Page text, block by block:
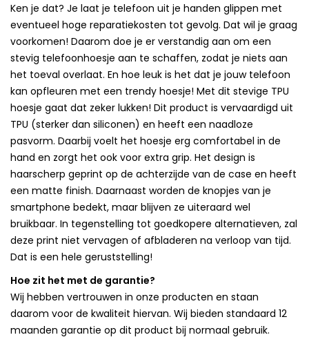
Ken je dat? Je laat je telefoon uit je handen glippen met
eventueel hoge reparatiekosten tot gevolg. Dat wil je graag
voorkomen! Daarom doe je er verstandig aan om een
stevig telefoonhoesje aan te schaffen, zodat je niets aan
het toeval overlaat. En hoe leuk is het dat je jouw telefoon
kan opfleuren met een trendy hoesje! Met dit stevige TPU
hoesje gaat dat zeker lukken! Dit product is vervaardigd uit
TPU (sterker dan siliconen) en heeft een naadloze
pasvorm. Daarbij voelt het hoesje erg comfortabel in de
hand en zorgt het ook voor extra grip. Het design is
haarscherp geprint op de achterzijde van de case en heeft
een matte finish. Daarnaast worden de knopjes van je
smartphone bedekt, maar blijven ze uiteraard wel
bruikbaar. In tegenstelling tot goedkopere alternatieven, zal
deze print niet vervagen of afbladeren na verloop van tijd.
Dat is een hele geruststelling!
Hoe zit het met de garantie?
Wij hebben vertrouwen in onze producten en staan
daarom voor de kwaliteit hiervan. Wij bieden standaard 12
maanden garantie op dit product bij normaal gebruik.